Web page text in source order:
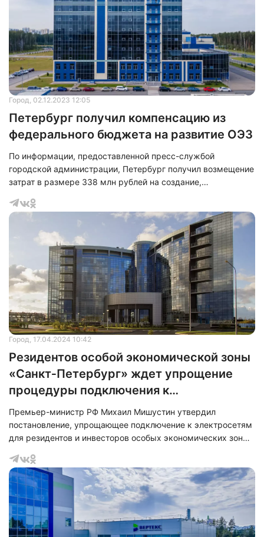
Город, 02.12.2023 12:05
Петербург получил компенсацию из
федерального бюджета на развитие ОЭЗ
По информации, предоставленной пресс-службой
городской администрации, Петербург получил возмещение
затрат в размере 338 млн рублей на создание,
экономической зоны (ОЭЗ). Этот процесс развития
инфраструктуры ОЭЗ продолжается уже более 18 лет,
включая вложения средств из регионального бюджета и
обустройство инженерной инфраструктуры.
Город, 17.04.2024 10:42
Резидентов особой экономической зоны
«Санкт‑Петербург» ждет упрощение
процедуры подключения к
электросетям
Премьер-министр РФ Михаил Мишустин утвердил
постановление, упрощающее подключение к электросетям
для резидентов и инвесторов особых экономических зон